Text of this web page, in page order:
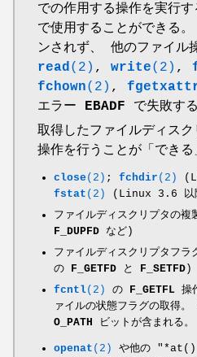
での作用する操作を実行
で使用することができる
ンされず、 他のファイ
read (2) , write(2) ,
fchown(2) ,
エラー
EBADF で失敗する
取得したファイルディス
操作を行うことが「できる
close (2) ; fchdir (2)
fstat (2)
(Linux 3.6 以
ファイルディスクリプタの
F_DUPFD など)
ファイルディスクリプタフ
の F_GETFD と F_SETFD)
fcntl(2) の F_GETFL 操
ァイルの状態フラグの取得
O_PATH ビットが含まれる。
openat (2)
や他の "*at()"